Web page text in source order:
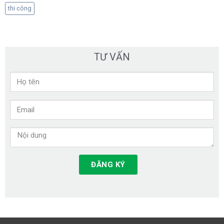
thi công
TƯ VẤN
ĐĂNG KÝ